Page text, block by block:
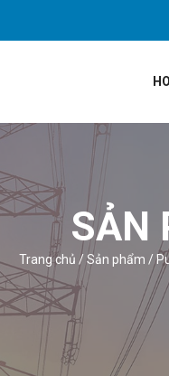
SẢN
Trang chủ / Sản phẩm /